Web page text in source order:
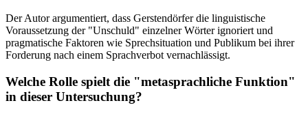
Der Autor argumentiert, dass Gerstendörfer die linguistische
Voraussetzung der "Unschuld" einzelner Wörter ignoriert und
pragmatische Faktoren wie Sprechsituation und Publikum bei ihrer
Forderung nach einem Sprachverbot vernachlässigt.
Welche Rolle spielt die "metasprachliche Funktion"
in dieser Untersuchung?